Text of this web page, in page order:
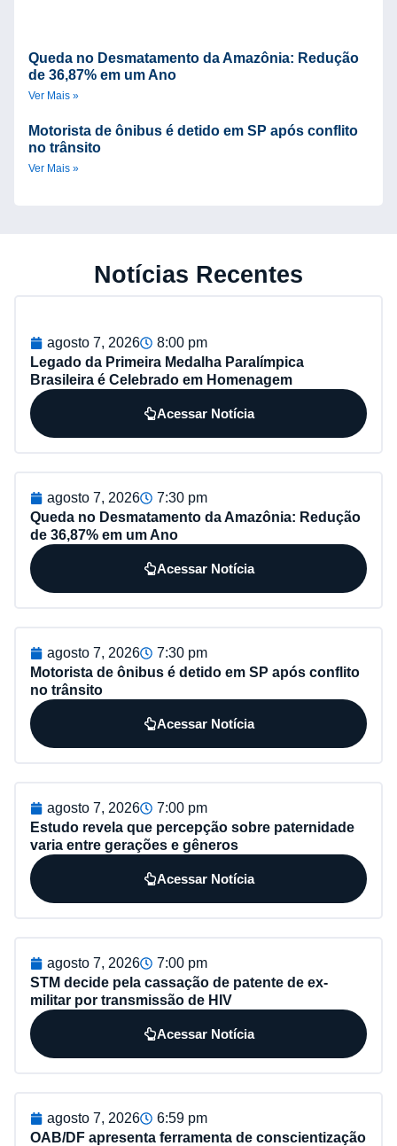
Queda no Desmatamento da Amazônia: Redução
de 36,87% em um Ano
Ver Mais »
Motorista de ônibus é detido em SP após conflito
no trânsito
Ver Mais »
Notícias Recentes
agosto 7, 2026
8:00 pm
Legado da Primeira Medalha Paralímpica
Brasileira é Celebrado em Homenagem
Acessar Notícia
agosto 7, 2026
7:30 pm
Queda no Desmatamento da Amazônia: Redução
de 36,87% em um Ano
Acessar Notícia
agosto 7, 2026
7:30 pm
Motorista de ônibus é detido em SP após conflito
no trânsito
Acessar Notícia
agosto 7, 2026
7:00 pm
Estudo revela que percepção sobre paternidade
varia entre gerações e gêneros
Acessar Notícia
agosto 7, 2026
7:00 pm
STM decide pela cassação de patente de ex-
militar por transmissão de HIV
Acessar Notícia
agosto 7, 2026
6:59 pm
OAB/DF apresenta ferramenta de conscientização